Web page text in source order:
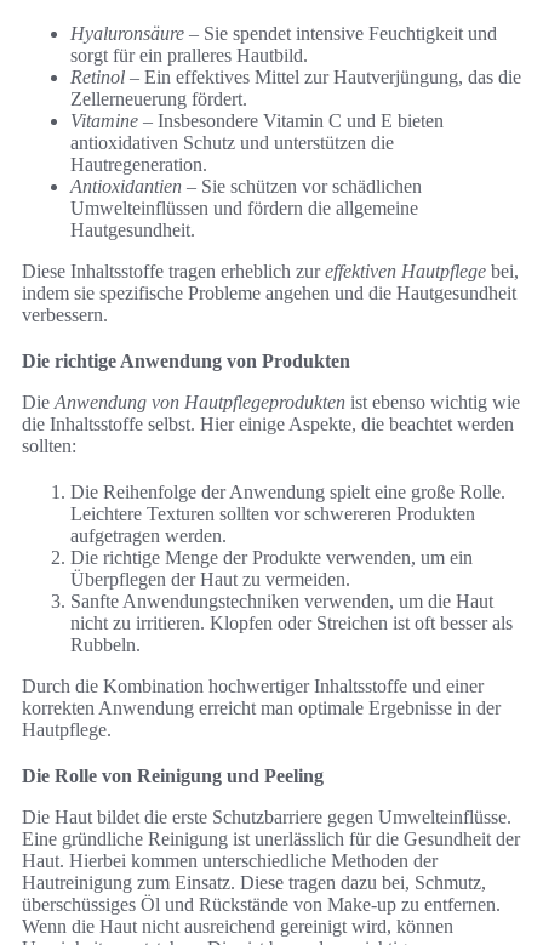
Hyaluronsäure – Sie spendet intensive Feuchtigkeit und
sorgt für ein pralleres Hautbild.
Retinol – Ein effektives Mittel zur Hautverjüngung, das die
Zellerneuerung fördert.
Vitamine – Insbesondere Vitamin C und E bieten
antioxidativen Schutz und unterstützen die
Hautregeneration.
Antioxidantien – Sie schützen vor schädlichen
Umwelteinflüssen und fördern die allgemeine
Hautgesundheit.
Diese Inhaltsstoffe tragen erheblich zureffektiven Hautpflege bei,
indem sie spezifische Probleme angehen und die Hautgesundheit
verbessern.
Die richtige Anwendung von Produkten
Die Anwendung von Hautpflegeprodukten ist ebenso wichtig wie
die Inhaltsstoffe selbst. Hier einige Aspekte, die beachtet werden
sollten:
Die Reihenfolge der Anwendung spielt eine große Rolle.
Leichtere Texturen sollten vor schwereren Produkten
aufgetragen werden.
Die richtige Menge der Produkte verwenden, um ein
Überpflegen der Haut zu vermeiden.
Sanfte Anwendungstechniken verwenden, um die Haut
nicht zu irritieren. Klopfen oder Streichen ist oft besser als
Rubbeln.
Durch die Kombination hochwertiger Inhaltsstoffe und einer
korrekten Anwendung erreicht man optimale Ergebnisse in der
Hautpflege.
Die Rolle von Reinigung und Peeling
Die Haut bildet die erste Schutzbarriere gegen Umwelteinflüsse.
Eine gründliche Reinigung ist unerlässlich für die Gesundheit der
Haut. Hierbei kommen unterschiedliche Methoden der
Hautreinigung zum Einsatz. Diese tragen dazu bei, Schmutz,
überschüssiges Öl und Rückstände von Make-up zu entfernen.
Wenn die Haut nicht ausreichend gereinigt wird, können